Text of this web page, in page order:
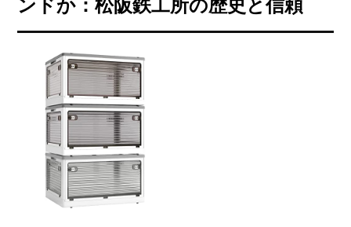
ンドか：松阪鉄工所の歴史と信頼